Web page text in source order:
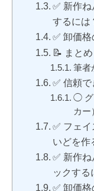
✅ 新作
するには
✅ 卸価
📝 まと
筆者
✅ 信頼
◯ グ
カー
✅ フェ
いどを作
✅ 新作
ックする
✅ 卸価